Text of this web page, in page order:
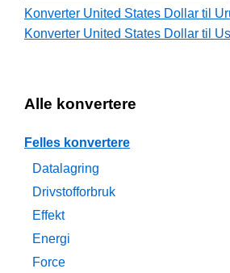
Konverter United States Dollar til
Konverter United States Dollar til
Alle konvertere
Felles konvertere
Datalagring
Drivstofforbruk
Effekt
Energi
Force